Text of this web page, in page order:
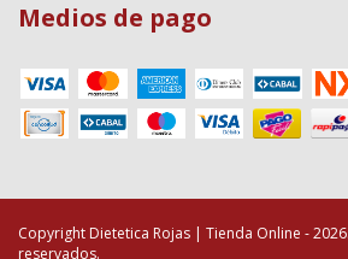
Medios de pago
Copyright Dietetica Rojas | Tienda Online -
reservados.